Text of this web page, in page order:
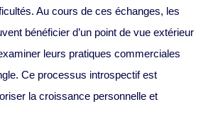
Au cours de ces échanges, les
bénéficier d’un point de vue extérieur
leurs pratiques commerciales
Ce processus introspectif est
la croissance personnelle et